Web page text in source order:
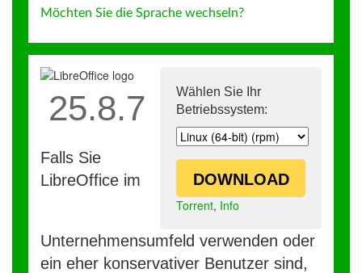
Möchten Sie die Sprache wechseln?
Wählen Sie Ihr
Betriebssystem:
DOWNLOAD
Torrent, Info
25.8.7
Falls Sie
LibreOffice im
Unternehmensumfeld verwenden oder
ein eher konservativer Benutzer sind,